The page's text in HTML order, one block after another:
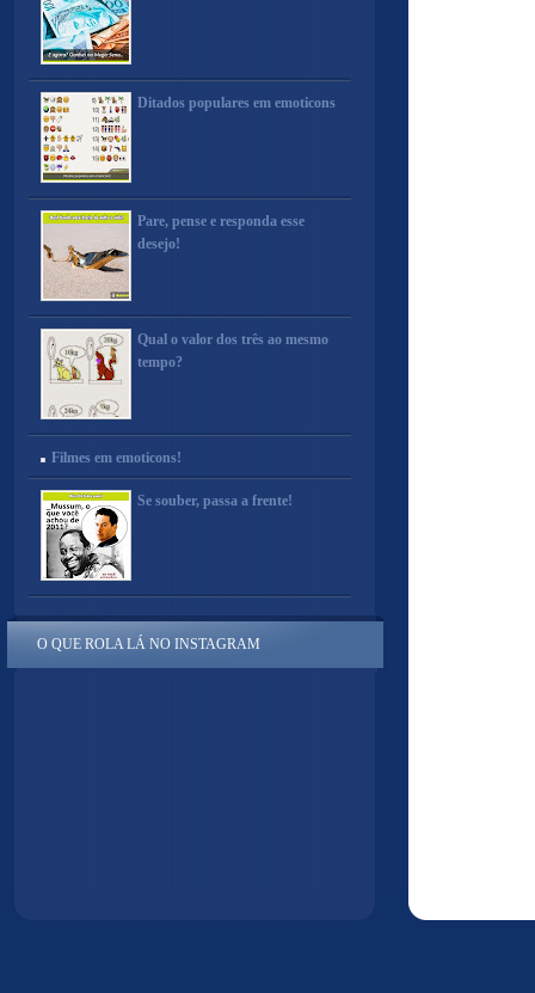
Ditados populares em emoticons
Pare, pense e responda esse
desejo!
Qual o valor dos três ao mesmo
tempo?
Filmes em emoticons!
Se souber, passa a frente!
O QUE ROLA LÁ NO INSTAGRAM